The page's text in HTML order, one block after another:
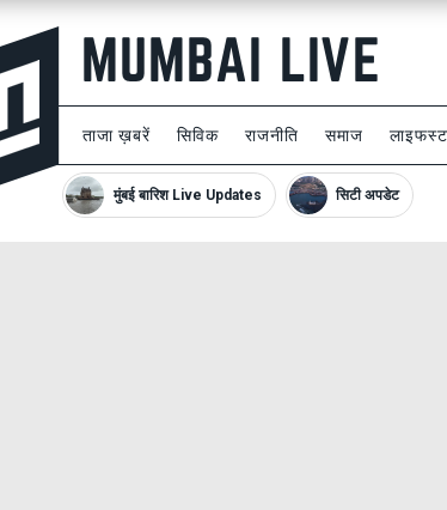
ताजा ख़बरें सिविक राजनीति समाज
मुंबई बारिश Live Updates सिटी अपडेट